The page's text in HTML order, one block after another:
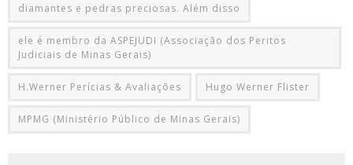
diamantes e pedras preciosas. Além disso
ele é membro da ASPEJUDI (Associação dos Peritos
Judiciais de Minas Gerais)
H.Werner Perícias & Avaliações Hugo Werner Flister
MPMG (Ministério Público de Minas Gerais)